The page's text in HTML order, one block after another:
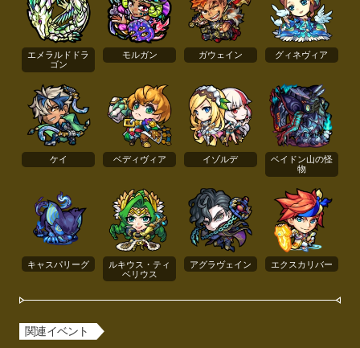
エメラルドドラ
ゴン
モルガン ガウェイン グィネヴィア
ケイ ベディヴィア イゾルデ
ベイドン山の怪
物
キャスパリーグ
ルキウス・ティ
ベリウス
アグラヴェイン エクスカリバー
関連イベント